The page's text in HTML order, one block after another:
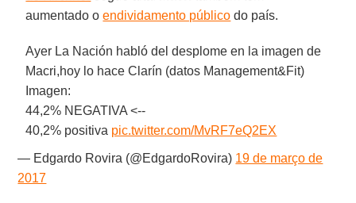
aumentado oendividamento público do país.
Ayer La Nación habló del desplome en la imagen de
Macri,hoy lo hace Clarín (datos Management&Fit)
Imagen:
44,2% NEGATIVA <--
40,2% positiva pic.twitter.com/MvRF7eQ2EX
— Edgardo Rovira (@EdgardoRovira) 19 de março de
2017